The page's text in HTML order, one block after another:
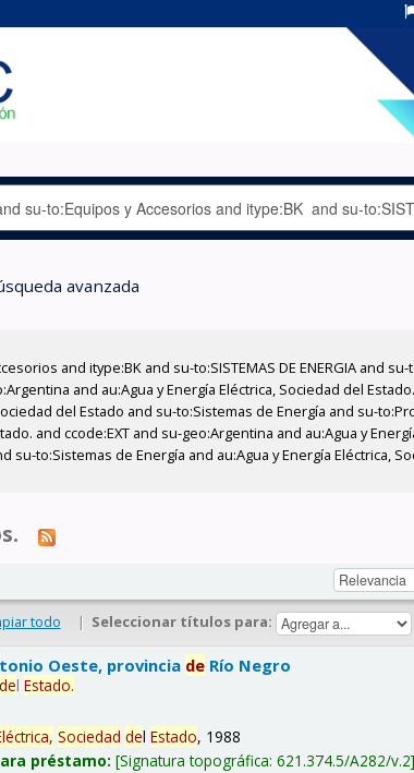
avanzada
and itype:BK and su-to:SISTEMAS DE ENERGIA and
and au:Agua y Energía Eléctrica, Sociedad del
del Estado and su-to:Sistemas de Energía and su-
and ccode:EXT and su-geo:Argentina and au:Agua y
to:Sistemas de Energía and au:Agua y Energía Eléctrica,
todo | Seleccionar títulos para:
Oeste, provincia de Río Negro
delEstado.
Sociedad delEstado, 1988
préstamo: Signatura topográfica:621.374.5/A282/v.2